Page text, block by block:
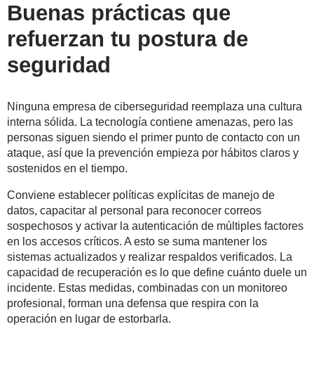
Buenas prácticas que
refuerzan tu postura de
seguridad
Ninguna empresa de ciberseguridad reemplaza una cultura
interna sólida. La tecnología contiene amenazas, pero las
personas siguen siendo el primer punto de contacto con un
ataque, así que la prevención empieza por hábitos claros y
sostenidos en el tiempo.
Conviene establecer políticas explícitas de manejo de
datos, capacitar al personal para reconocer correos
sospechosos y activar la autenticación de múltiples factores
en los accesos críticos. A esto se suma mantener los
sistemas actualizados y realizar respaldos verificados. La
capacidad de recuperación es lo que define cuánto duele un
incidente. Estas medidas, combinadas con un monitoreo
profesional, forman una defensa que respira con la
operación en lugar de estorbarla.